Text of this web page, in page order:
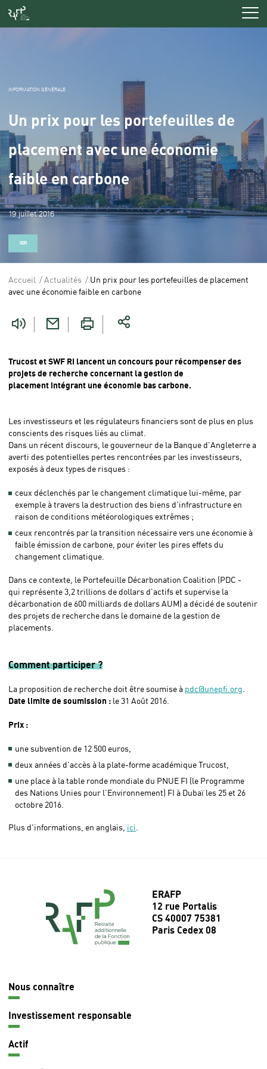
INFORMATION GÉNÉRALE
Un prix pour les portefeuilles de
placement avec une économie
faible en carbone
19 juillet 2016
ISR
Vous
ici
Accueil Actualités
Un prix pour les portefeuilles de placement
avec une économie faible en carbone
Trucost et SWF RI lancent un concours pour récompenser des
projets de recherche concernant la gestion de
placement intégrant une économie bas carbone.
Les investisseurs et les régulateurs financiers sont de plus en plus
conscients des risques liés au climat.
Dans un récent discours, le gouverneur de la Banque d'Angleterre a
averti des potentielles pertes rencontrées par les investisseurs,
exposés à deux types de risques :
ceux déclenchés par le changement climatique lui-même, par
exemple à travers la destruction des biens d'infrastructure en
raison de conditions météorologiques extrêmes ;
ceux rencontrés par la transition nécessaire vers une économie à
faible émission de carbone, pour éviter les pires effets du
changement climatique.
Dans ce contexte, le Portefeuille Décarbonation Coalition (PDC -
qui représente 3,2 trillions de dollars d'actifs et supervise la
décarbonation de 600 milliards de dollars AUM) a décidé de soutenir
des projets de recherche dans le domaine de la gestion de
placements.
Comment participer ?
La proposition de recherche doit être soumise à pdc@unepfi.org
Date limite de soumission : le 31 Août 2016.
Prix :
une subvention de 12 500 euros,
deux années d'accès à la plate-forme académique Trucost,
une place à la table ronde mondiale du PNUE FI (le Programme
des Nations Unies pour l'Environnement) FI à Dubaï les 25 et 26
octobre 2016.
Plus d'informations, en anglais, ici.
ERAFP
12 rue Portalis
CS 40007 75381
Paris Cedex 08
Navigation
principale
Nous connaître
Investissement responsable
Actif